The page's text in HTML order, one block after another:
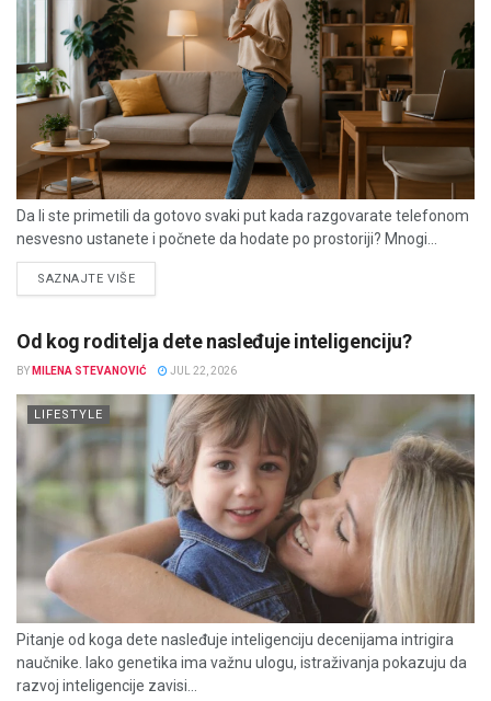
Da li ste primetili da gotovo svaki put kada razgovarate telefonom
nesvesno ustanete i počnete da hodate po prostoriji? Mnogi...
SAZNAJTE VIŠEDETAILS
Od kog roditelja dete nasleđuje inteligenciju?
BY MILENA STEVANOVIĆ JUL 22, 2026
LIFESTYLE
Pitanje od koga dete nasleđuje inteligenciju decenijama intrigira
naučnike. Iako genetika ima važnu ulogu, istraživanja pokazuju da
razvoj inteligencije zavisi...